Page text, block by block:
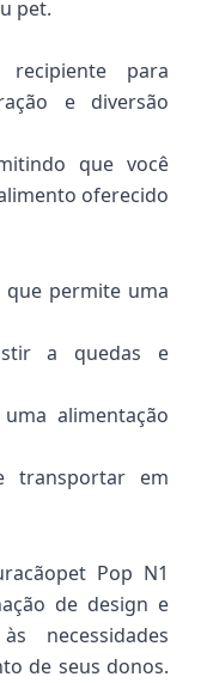
pet.
para
e diversão
que você
oferecido
que permite uma
a quedas e
alimentação
transportar em
Pop N1
de design e
necessidades
de seus donos.